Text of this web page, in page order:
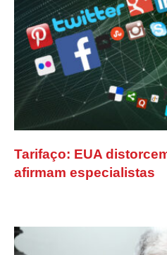
Tarifaço: EUA
afirmam especialistas